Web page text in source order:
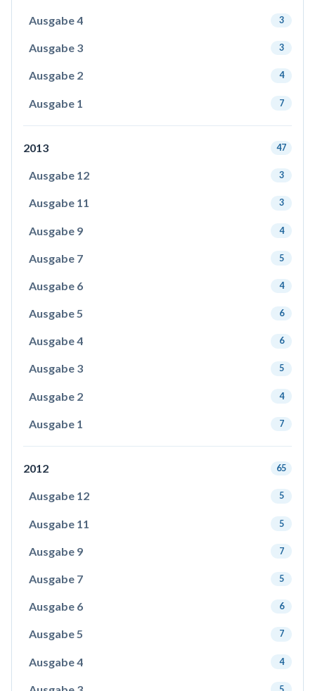
Ausgabe 4 3
Ausgabe 3 3
Ausgabe 2 4
Ausgabe 1 7
2013 47
Ausgabe 12 3
Ausgabe 11 3
Ausgabe 9 4
Ausgabe 7 5
Ausgabe 6 4
Ausgabe 5 6
Ausgabe 4 6
Ausgabe 3 5
Ausgabe 2 4
Ausgabe 1 7
2012 65
Ausgabe 12 5
Ausgabe 11 5
Ausgabe 9 7
Ausgabe 7 5
Ausgabe 6 6
Ausgabe 5 7
Ausgabe 4 4